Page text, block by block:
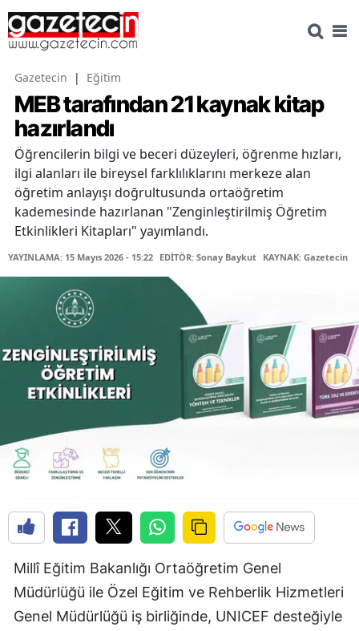
Gazetecin | Eğitim
MEB tarafından 21 kaynak kitap
hazırlandı
Öğrencilerin bilgi ve beceri düzeyleri, öğrenme hızları,
ilgi alanları ile bireysel farklılıklarını merkeze alan
öğretim anlayışı doğrultusunda ortaöğretim
kademesinde hazırlanan "Zenginleştirilmiş Öğretim
Etkinlikleri Kitapları" yayımlandı.
YAYINLAMA: 15 Mayıs 2026 - 15:22 EDİTÖR: Sonay Baykut KAYNAK: Gazetecin
Millî Eğitim Bakanlığı Ortaöğretim Genel
Müdürlüğü ile Özel Eğitim ve Rehberlik Hizmetleri
Genel Müdürlüğü iş birliğinde, UNICEF desteğiyle